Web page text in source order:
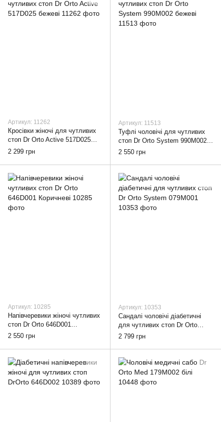
Артикул: 11262
Кросівки жіночі для чутливих
стоп Dr Orto Active 517D025
бежеві, 36
2 299 грн
Артикул: 11513
Туфлі чоловічі для чутливих
стоп Dr Orto System 990M002
бежеві, 43
2 550 грн
Артикул: 10285
Напівчеревики жіночі чутливих
стоп Dr Orto 646D001
Коричневі, 37
2 550 грн
Артикул: 10353
Сандалі чоловічі діабетичні
для чутливих стоп Dr Orto
System 079M001, 44
2 799 грн